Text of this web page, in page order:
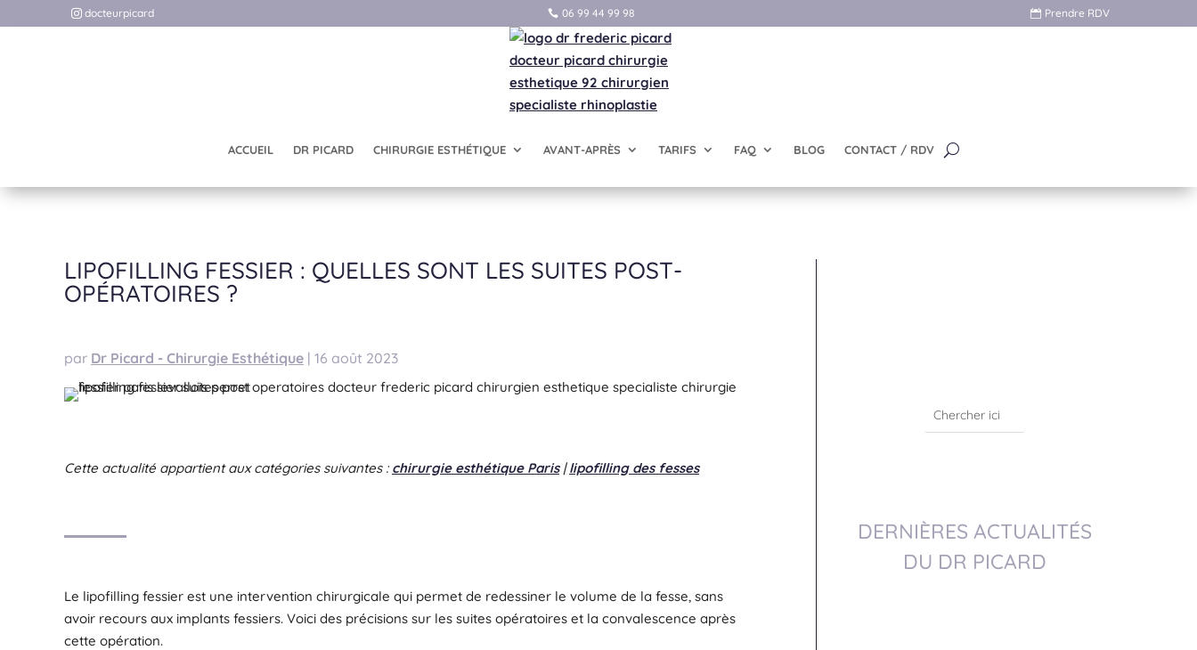
docteurpicard 06 99 44 99 98 Prendre RDV
ACCUEIL DR PICARD CHIRURGIE ESTHÉTIQUE AVANT-APRÈS TARIFS FAQ BLOG CONTACT / RDV
LIPOFILLING FESSIER : QUELLES SONT LES SUITES POST-
OPÉRATOIRES ?
par Dr Picard - Chirurgie Esthétique | 16 août 2023
Cette actualité appartient aux catégories suivantes : chirurgie esthétique Paris|lipofilling des fesses
Le lipofilling fessier est une intervention chirurgicale qui permet de redessiner le volume de la fesse, sans
avoir recours aux implants fessiers. Voici des précisions sur les suites opératoires et la convalescence après
cette opération.
DERNIÈRES ACTUALITÉS
DU DR PICARD